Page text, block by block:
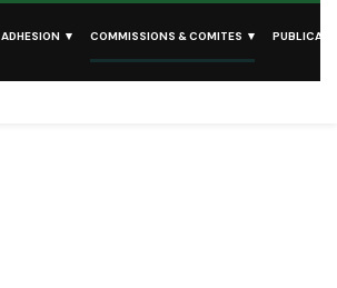
ADHESION COMMISSIONS & COMITES
Comités